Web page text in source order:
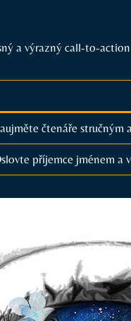
a výrazný call-to-
čtenáře stručným
příjemce jménem a